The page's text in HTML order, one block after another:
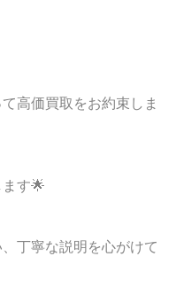
高価買取をお約束しま
す🌟
丁寧な説明を心がけて